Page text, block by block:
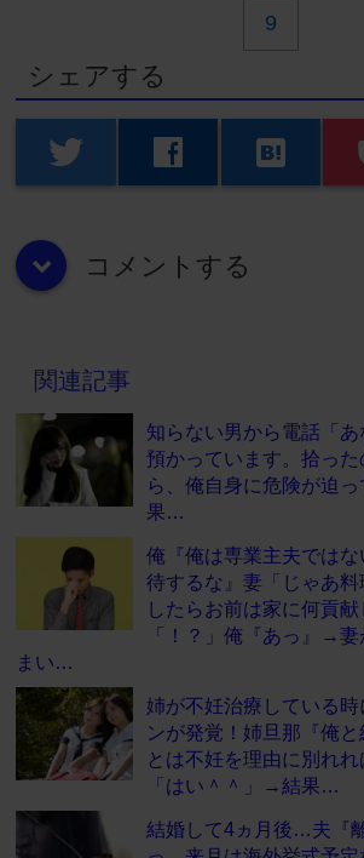
9
シェアする
twitter facebook hatenabookmark
down コメントする
関連記事
知らない男から電話「
預かっています。拾っ
ら、俺自身に危険が迫
果…
俺『俺は専業主夫では
待するな』妻「じゃあ
したらお前は家に何貢
「！？」俺『あっ』→
まい…
姉が不妊治療している時
ンが発覚！姉旦那『俺
とは不妊を理由に別れ
「はい＾＾」→結果…
結婚して4ヵ月後…夫『